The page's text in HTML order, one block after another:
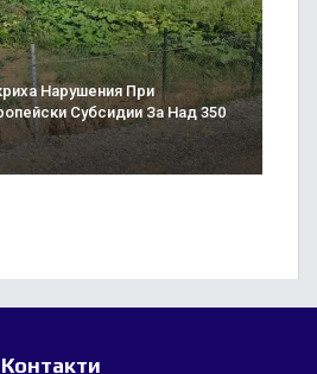
Нарушения При
Субсидии За Над 350
Контакти